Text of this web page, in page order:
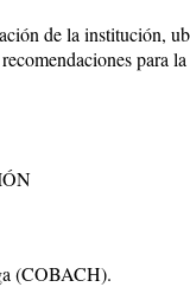
de la institución,
para
(COBACH).